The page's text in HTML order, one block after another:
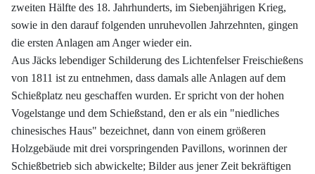
zweiten Hälfte des 18. Jahrhunderts, im Siebenjährigen Krieg,
sowie in den darauf folgenden unruhevollen Jahrzehnten, gingen
die ersten Anlagen am Anger wieder ein.
Aus Jäcks lebendiger Schilderung des Lichtenfelser Freischießens
von 1811 ist zu entnehmen, dass damals alle Anlagen auf dem
Schießplatz neu geschaffen wurden. Er spricht von der hohen
Vogelstange und dem Schießstand, den er als ein "niedliches
chinesisches Haus" bezeichnet, dann von einem größeren
Holzgebäude mit drei vorspringenden Pavillons, worinnen der
Schießbetrieb sich abwickelte; Bilder aus jener Zeit bekräftigen